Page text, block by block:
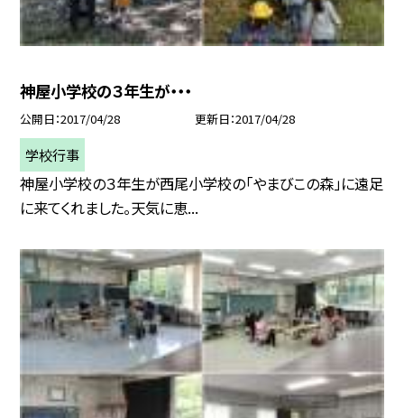
神屋小学校の３年生が・・・
公開日 2017/04/28 更新日 2017/04/28
学校行事
神屋小学校の３年生が西尾小学校の「やまびこの森」に遠足
に来てくれました。天気に恵...